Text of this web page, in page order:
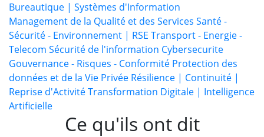
Bureautique | Systèmes d'Information
Management de la Qualité et des Services Santé -
Sécurité - Environnement | RSE Transport - Energie -
Telecom Sécurité de l'information Cybersecurite
Gouvernance - Risques - Conformité Protection des
données et de la Vie Privée Résilience | Continuité |
Reprise d'ActivitéTransformation Digitale | Intelligence
Artificielle
Ce qu'ils ont dit